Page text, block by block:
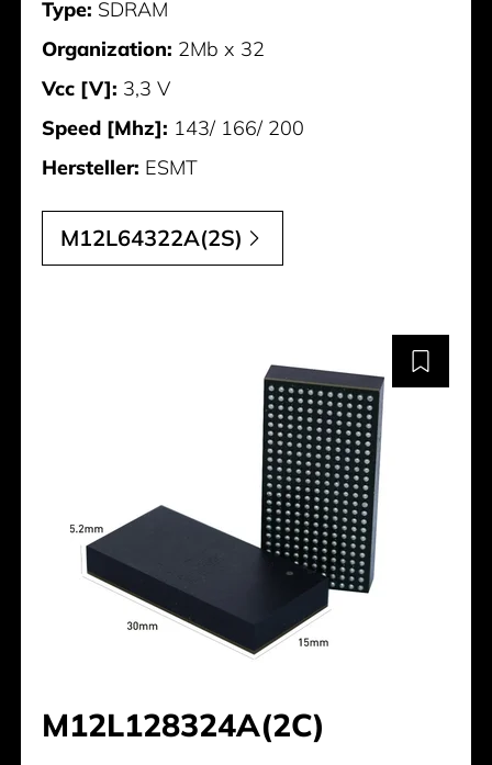
Type: SDRAM
Organization: 2Mb x 32
Vcc [V]: 3,3 V
Speed [Mhz]: 143/ 166/ 200
Hersteller: ESMT
M12L64322A(2S)
M12L128324A(2C)